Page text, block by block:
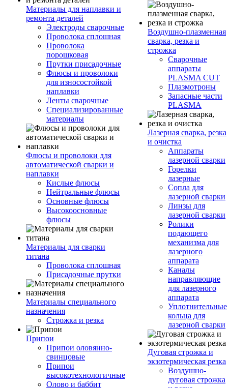
Материалы для наплавки и
ремонта деталей
Электроды сварочные
Проволока сплошная
Проволока
порошковая
Прутки присадочные
Флюсы и проволоки
для износостойкой
наплавки
Ленты сварочные
Специализированные
материалы
Флюсы и проволоки для
автоматической сварки и
наплавки
Кислые флюсы
Нейтральные флюсы
Основные флюсы
Высокоосновные
флюсы
Материалы для сварки
титана
Проволока сплошная
Присадочные прутки
Материалы специального
назначения
Строжка и резка
Припои
Припои оловянно-
свинцовые
Припои
высокотехнологичные
Олово и баббит
Воздушно-плазменная
сварка, резка и
строжка
Сварочные
аппараты
PLASMA CUT
Плазмотроны
Запасные части
PLASMA
Лазерная сварка, резка
и очистка
Аппараты
лазерной сварки
Горелки
лазерные
Сопла для
лазерной сварки
Линзы для
лазерной сварки
Ролики
подающего
механизма для
лазерного
аппарата
Каналы
направляющие
для лазерного
аппарата
Уплотнительные
кольца для
лазерной сварки
Дуговая строжка и
экзотермическая резка
Воздушно-
дуговая строжка